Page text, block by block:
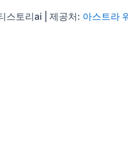
스토리ai | 제공처: 아스트라